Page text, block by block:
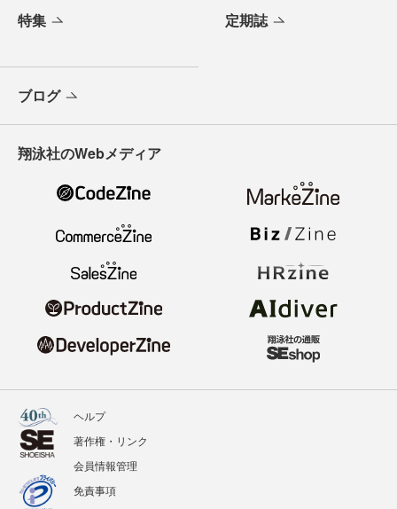
特集 定期誌
ブログ
翔泳社のWebメディア
ヘルプ
著作権・リンク
会員情報管理
免責事項